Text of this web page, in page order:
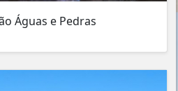
Águas e Pedras